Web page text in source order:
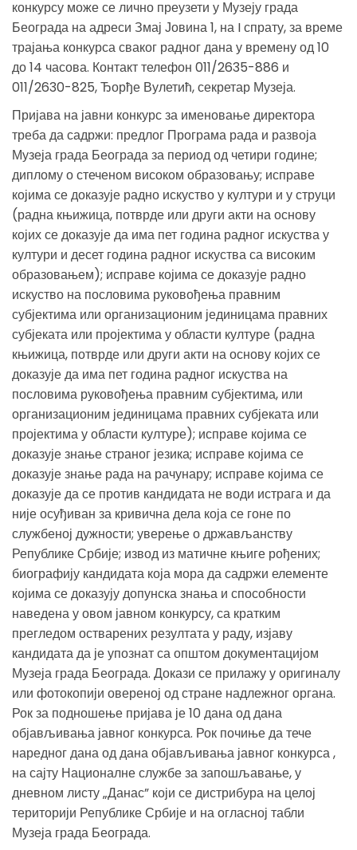
конкурсу може се лично преузети у Музеју града
Београда на адреси Змај Јовина 1, на I спрату, за време
трајања конкурса сваког радног дана у времену од 10
до 14 часова. Контакт телефон 011/2635-886 и
011/2630-825, Ђорђе Вулетић, секретар Музеја.
Пријава на јавни конкурс за именовање директора
треба да садржи: предлог Програма рада и развоја
Музеја града Београда за период од четири године;
диплому о стеченом високом образовању; исправе
којима се доказује радно искуство у култури и у струци
(радна књижица, потврде или други акти на основу
којих се доказује да има пет година радног искуства у
култури и десет година радног искуства са високим
образовањем); исправе којима се доказује радно
искуство на пословима руковођења правним
субјектима или организационим јединицама правних
субјеката или пројектима у области културе (радна
књижица, потврде или други акти на основу којих се
доказује да има пет година радног искуства на
пословима руковођења правним субјектима, или
организационим јединицама правних субјеката или
пројектима у области културе); исправе којима се
доказује знање страног језика; исправе којима се
доказује знање рада на рачунару; исправе којима се
доказује да се против кандидата не води истрага и да
није осуђиван за кривична дела која се гоне по
службеној дужности; уверење о држављанству
Републике Србије; извод из матичне књиге рођених;
биографију кандидата која мора да садржи елементе
којима се доказују допунска знања и способности
наведена у овом јавном конкурсу, са кратким
прегледом остварених резултата у раду, изјаву
кандидата да је упознат са општом документацијом
Музеја града Београда. Докази се прилажу у оригиналу
или фотокопији овереној од стране надлежног органа.
Рок за подношење пријава је 10 дана од дана
објављивања јавног конкурса. Рок почиње да тече
наредног дана од дана објављивања јавног конкурса ,
на сајту Националне службе за запошљавање, у
дневном листу „Данас” који се дистрибура на целој
територији Републике Србије и на огласној табли
Музеја града Београда.